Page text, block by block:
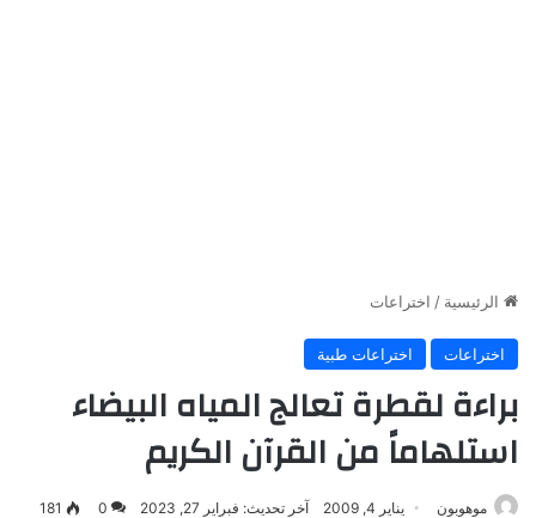
الرئيسية / اختراعات
اختراعات اختراعات طبية
براءة لقطرة تعالج المياه البيضاء
استلهاماً من القرآن الكريم
موهوبون يناير 4, 2009 آخر تحديث: فبراير 27, 2023 0
181